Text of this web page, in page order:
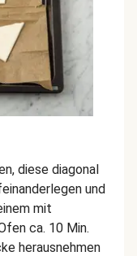
diese diagonal
und
mit
ca. 10 Min.
herausnehmen